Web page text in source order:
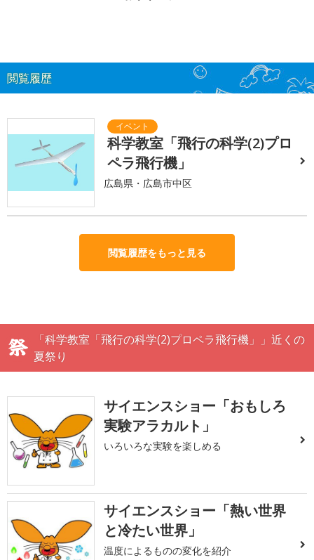
閲覧履歴
科学教室「飛行の科学(2)プロ
ペラ飛行機」
広島県・広島市中区
閲覧履歴をもっと見る
「科学教室「飛行の科学(2)プロペラ飛行機」」近くの
夏祭り
サイエンスショー「おもしろ
実験アラカルト」
いろいろな実験を楽しめる
サイエンスショー「熱い世界
と冷たい世界」
温度によるものの変化を紹介